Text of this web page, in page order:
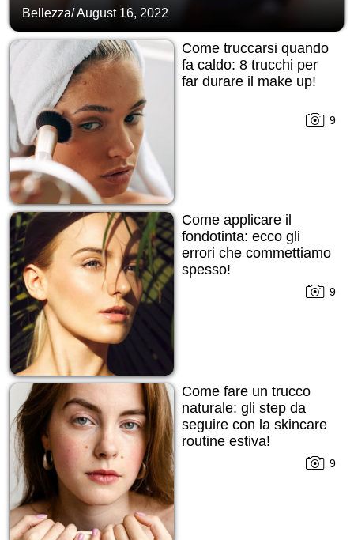
Bellezza/August 16, 2022
Come truccarsi quando
fa caldo: 8 trucchi per
far durare il make up!
9
Come applicare il
fondotinta: ecco gli
errori che commettiamo
spesso!
9
Come fare un trucco
naturale: gli step da
seguire con la skincare
routine estiva!
9